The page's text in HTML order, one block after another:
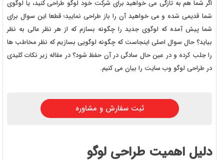
اگر شما هم به تازگی می خواهید برای شرکت خود لوگو طراحی کنید، یا لوگوی
شما قدیمی شده و می خواهید آن را باز طراحی نمایید؛ قطعا این سوال برای
شما پیش آمده که لوگوی جدید را چگونه بسازم که از هر نظر عالی به نظر
بیاید؟ حال سوال اصلی اینجاست که چگونه لوگویی بسازیم که نظر مخاطب ها
را جلب کرده و در عین حال سادگی در آن حفظ شود؟ در مقاله زیر نکات کلیدی
در طراحی لوگو وب سایت را بیان می کنیم.
ثبت سفارش و مشاوره
دلیل اهمیت طراحی لوگو